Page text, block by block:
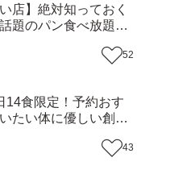
店】絶対知っておく
題のパン食べ放題が
（福岡・新宮町） 52
14食限定！予約おす
たい体に優しい創作
43